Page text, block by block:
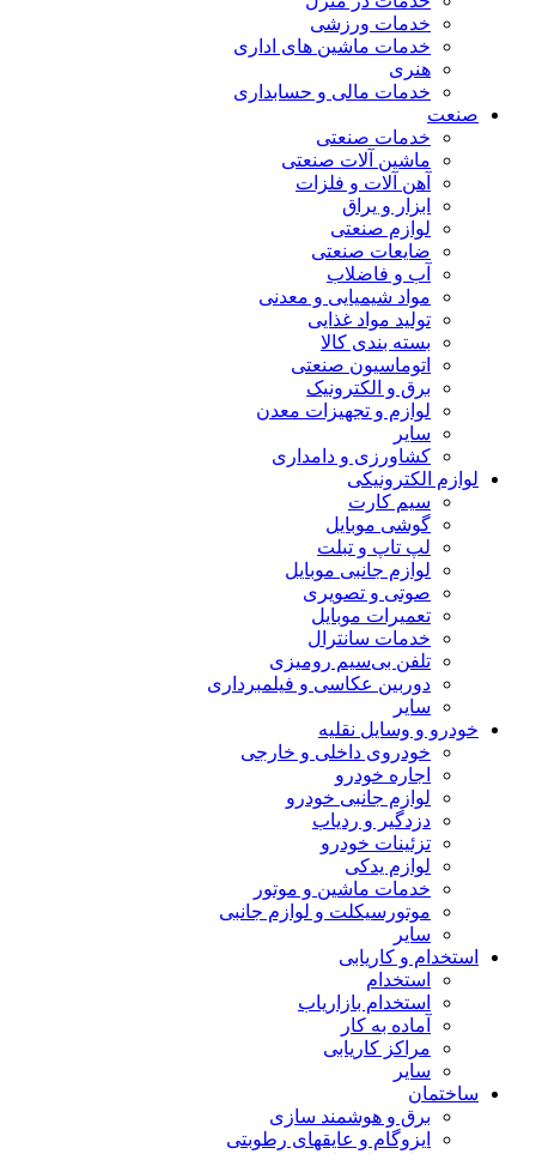
خدمات ورزشی
خدمات ماشین های اداری
هنری
خدمات مالی و حسابداری
صنعت
خدمات صنعتی
ماشین آلات صنعتی
آهن آلات و فلزات
ابزار و یراق
لوازم صنعتی
ضایعات صنعتی
آب و فاضلاب
مواد شیمیایی و معدنی
تولید مواد غذایی
بسته بندی کالا
اتوماسیون صنعتی
برق و الکترونیک
لوازم و تجهیزات معدن
سایر
کشاورزی و دامداری
لوازم الکترونیکی
سیم کارت
گوشی موبایل
لپ تاپ و تبلت
لوازم جانبی موبایل
صوتی و تصویری
تعمیرات موبایل
خدمات سانترال
تلفن بی‌سیم رومیزی
دوربین عکاسی و فیلمبرداری
سایر
خودرو و وسایل نقلیه
خودروی داخلی و خارجی
اجاره خودرو
لوازم جانبی خودرو
دزدگیر و ردیاب
تزئینات خودرو
لوازم یدکی
خدمات ماشین و موتور
موتورسیکلت و لوازم جانبی
سایر
استخدام و کاریابی
استخدام
استخدام بازاریاب
آماده به کار
مراکز کاریابی
سایر
ساختمان
برق و هوشمند سازی
ایزوگام و عایقهای رطوبتی